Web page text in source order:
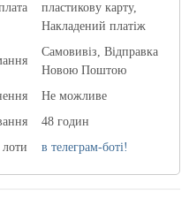
пластикову карту,
Накладений платіж
Самовивіз, Відправка
Новою Поштою
Не можливе
48 годин
в телеграм-боті!